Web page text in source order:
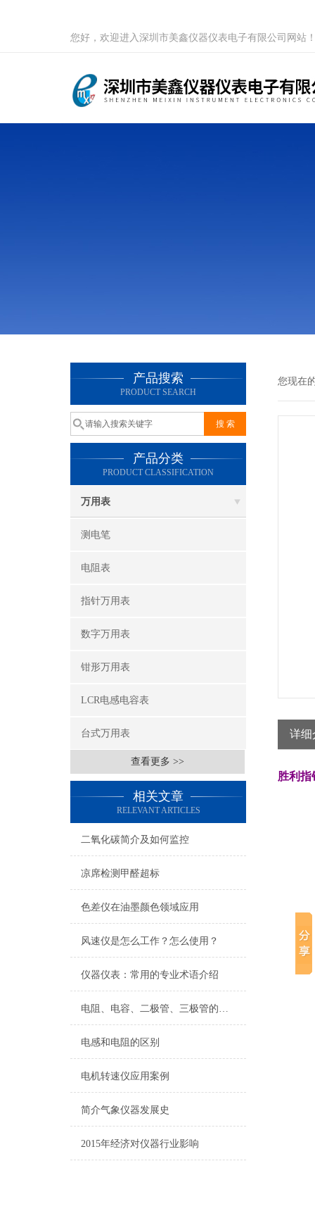
您好，欢迎进入深圳市美鑫仪器仪表电子有限公司网站
产品搜索
PRODUCT SEARCH
产品分类
PRODUCT CLASSIFICATION
万用表
测电笔
电阻表
指针万用表
数字万用表
钳形万用表
LCR电感电容表
台式万用表
查看更多 >>
相关文章
RELEVANT ARTICLES
二氧化碳简介及如何监控
凉席检测甲醛超标
色差仪在油墨颜色领域应用
风速仪是怎么工作？怎么使用？
仪器仪表：常用的专业术语介绍
电阻、电容、二极管、三极管的测试
电感和电阻的区别
电机转速仪应用案例
简介气象仪器发展史
2015年经济对仪器行业影响
您现在
详细
胜利指